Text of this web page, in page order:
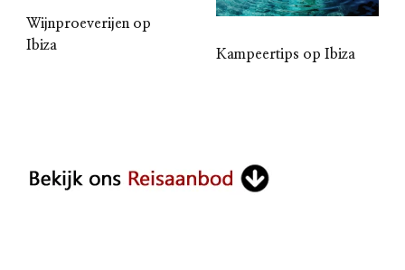
Wijnproeverijen op
Ibiza
Kampeertips op Ibiza